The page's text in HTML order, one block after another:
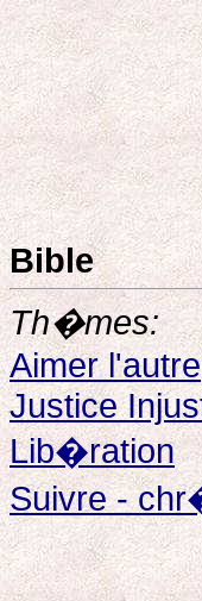
Bible
Th�mes:
Aimer l'autre
Justice
Lib�ration
Suivre -